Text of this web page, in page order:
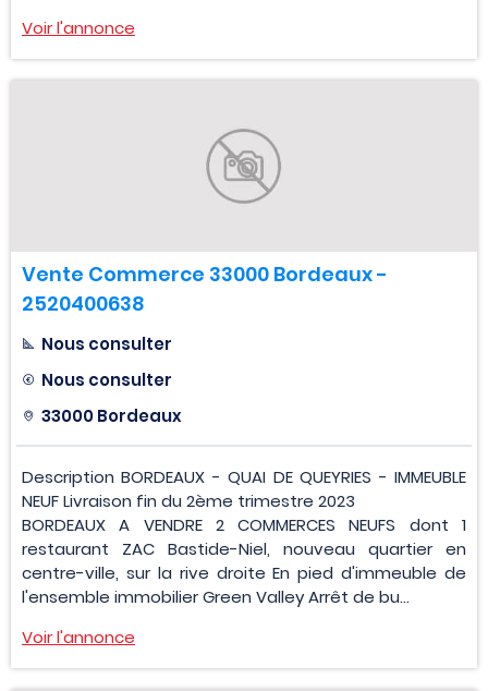
Voir l'annonce
Vente Commerce 33000 Bordeaux -
2520400638
Nous consulter
Nous consulter
33000 Bordeaux
Description BORDEAUX - QUAI DE QUEYRIES - IMMEUBLE
NEUF Livraison fin du 2ème trimestre 2023
BORDEAUX A VENDRE 2 COMMERCES NEUFS dont 1
restaurant ZAC Bastide-Niel, nouveau quartier en
centre-ville, sur la rive droite En pied d'immeuble de
l'ensemble immobilier Green Valley Arrêt de bu...
Voir l'annonce